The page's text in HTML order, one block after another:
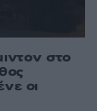
στο
οι